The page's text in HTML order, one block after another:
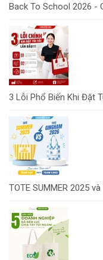
Back To School 2026 -
3 Lỗi Phổ Biến Khi Đặt
TOTE SUMMER 2025